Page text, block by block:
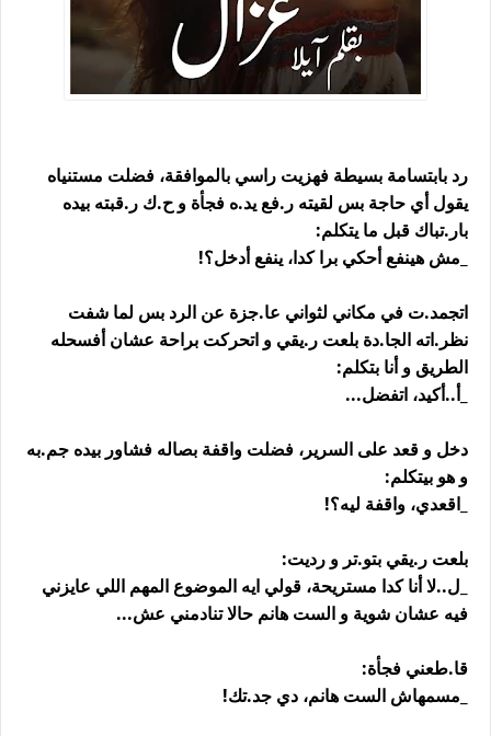
رد بابتسامة بسيطة فهزيت راسي بالموافقة، فضلت مستنياه
يقول أي حاجة بس لقيته ر.فع يد.ه فجأة و ح.ك ر.قبته بيده
بار.تباك قبل ما يتكلم:
_مش هينفع أحكي برا كدا، ينفع أدخل؟!
اتجمد.ت في مكاني لثواني عا.جزة عن الرد بس لما شفت
نظر.اته الجا.دة بلعت ر.يقي و اتحركت براحة عشان أفسحله
الطريق و أنا بتكلم:
_أ..أكيد، اتفضل...
دخل و قعد على السرير، فضلت واقفة بصاله فشاور بيده جم.به
و هو بيتكلم:
_اقعدي، واقفة ليه؟!
بلعت ر.يقي بتو.تر و رديت:
_ل..لا أنا كدا مستريحة، قولي ايه الموضوع المهم اللي عايزني
فيه عشان شوية و الست هانم حالا تنادمني عش...
قا.طعني فجأة:
_مسمهاش الست هانم، دي جد.تك!